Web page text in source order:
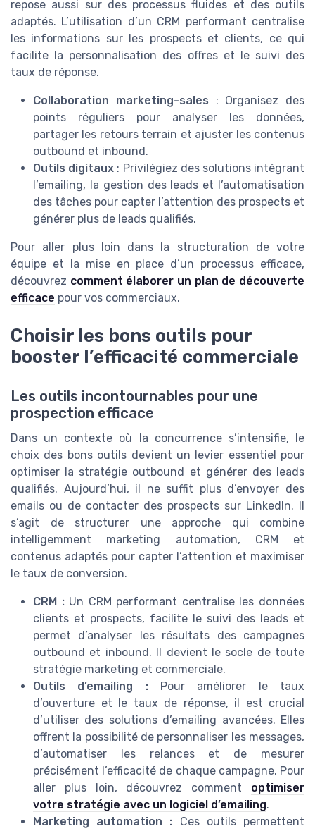
repose aussi sur des processus fluides et des outils
adaptés. L’utilisation d’un CRM performant centralise
les informations sur les prospects et clients, ce qui
facilite la personnalisation des offres et le suivi des
taux de réponse.
Collaboration marketing-sales : Organisez des
points réguliers pour analyser les données,
partager les retours terrain et ajuster les contenus
outbound et inbound.
Outils digitaux : Privilégiez des solutions intégrant
l’emailing, la gestion des leads et l’automatisation
des tâches pour capter l’attention des prospects et
générer plus de leads qualifiés.
Pour aller plus loin dans la structuration de votre
équipe et la mise en place d’un processus efficace,
découvrez comment élaborer un plan de découverte
efficace pour vos commerciaux.
Choisir les bons outils pour
booster l’efficacité commerciale
Les outils incontournables pour une
prospection efficace
Dans un contexte où la concurrence s’intensifie, le
choix des bons outils devient un levier essentiel pour
optimiser la stratégie outbound et générer des leads
qualifiés. Aujourd’hui, il ne suffit plus d’envoyer des
emails ou de contacter des prospects sur LinkedIn. Il
s’agit de structurer une approche qui combine
intelligemment marketing automation, CRM et
contenus adaptés pour capter l’attention et maximiser
le taux de conversion.
CRM :Un CRM performant centralise les données
clients et prospects, facilite le suivi des leads et
permet d’analyser les résultats des campagnes
outbound et inbound. Il devient le socle de toute
stratégie marketing et commerciale.
Outils d’emailing :Pour améliorer le taux
d’ouverture et le taux de réponse, il est crucial
d’utiliser des solutions d’emailing avancées. Elles
offrent la possibilité de personnaliser les messages,
d’automatiser les relances et de mesurer
précisément l’efficacité de chaque campagne. Pour
aller plus loin, découvrez comment optimiser
votre stratégie avec un logiciel d’emailing.
Marketing automation : Ces outils permettent